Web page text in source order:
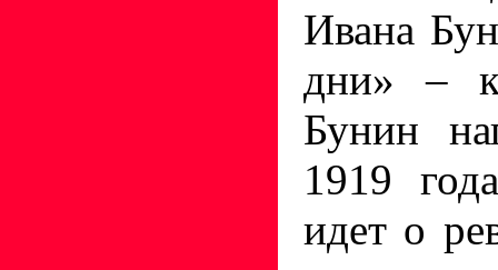
Ивана
дни» –
Бунин
1919
идет о